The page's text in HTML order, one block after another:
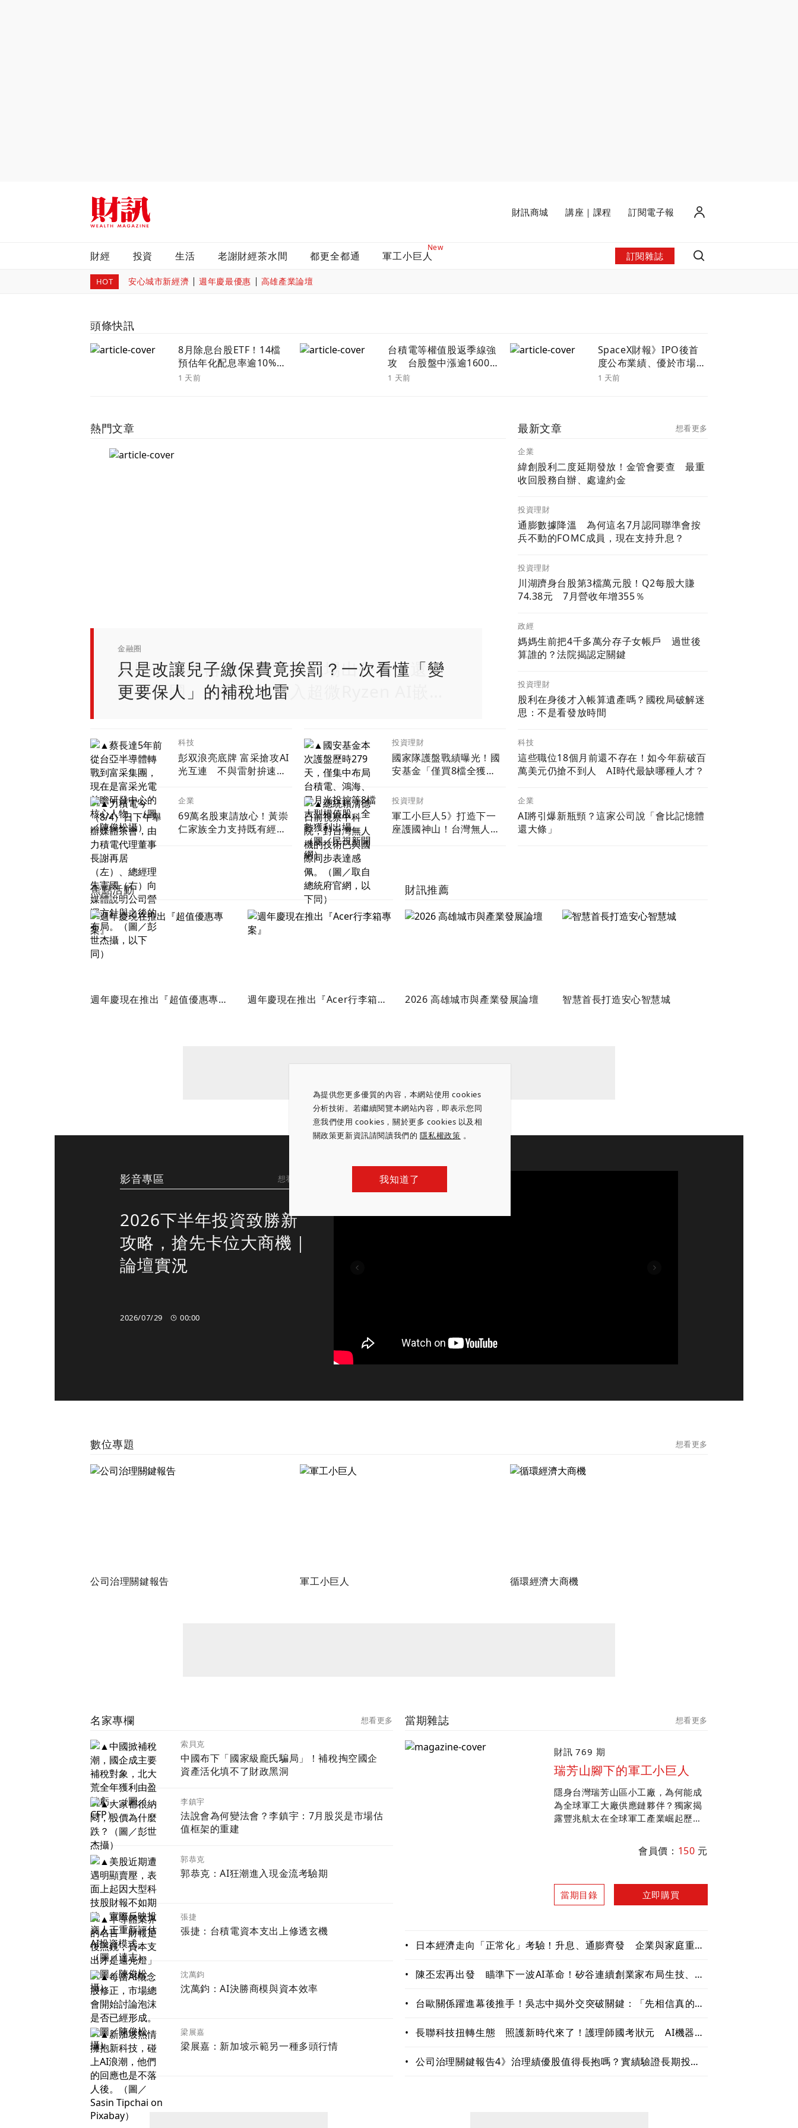
財訊商城 講座｜課程 訂閱電子報
財經 投資 生活 老謝財經茶水間 都更全都通
New
軍工小巨人 訂閱雜誌
為提供您更多優質的內容，本網站使用 cookies
分析技術。若繼續閱覽本網站內容，即表示您同
意我們使用 cookies，關於更多 cookies 以及相
關政策更新資訊請閱讀我們的 隱私權政策 。
我知道了
HOT 安心城市新經濟 週年慶最優惠 高雄產業論壇
頭條快訊
8月除息台股ETF！14檔
預估年化配息率逾10%
留意最後買進日
1 天前
台積電等權值股返季線強
攻 台股盤中漲逾1600
點寫歷史第七大漲點
1 天前
SpaceX財報》IPO後首
度公布業績、優於市場預
期但仍虧損 馬斯克等高
1 天前
熱門文章
科技
金融圈
只是改讓兒子繳保費竟挨罰？一次看懂「變
更要保人」的補稅地雷
企業
企業
企業
科技
彭双浪亮底牌 富采搶攻AI
光互連 不與雷射拚速度
藍海
投資理財
國家隊護盤戰績曝光！國
安基金「僅買8檔全獲
電狂賺76億
企業
69萬名股東請放心！黃崇
仁家族全力支持既有經營
投資理財
軍工小巨人5》打造下一
座護國神山！台灣無人機
最新文章 想看更多
企業
緯創股利二度延期發放！金管會要查 最重
收回股務自辦、處違約金
投資理財
通膨數據降溫 為何這名7月認同聯準會按
兵不動的FOMC成員，現在支持升息？
投資理財
川湖躋身台股第3檔萬元股！Q2每股大賺
74.38元 7月營收年增355％
政經
媽媽生前把4千多萬分存子女帳戶 過世後
算誰的？法院揭認定關鍵
投資理財
股利在身後才入帳算遺產嗎？國稅局破解迷
思：不是看發放時間
科技
這些職位18個月前還不存在！如今年薪破百
萬美元仍搶不到人 AI時代最缺哪種人才？
企業
AI將引爆新瓶頸？這家公司說「會比記憶體
還大條」
焦點活動
週年慶現在推出『超值優惠專
週年慶現在推出『Acer行李箱專
財訊推薦
2026 高雄城市與產業發展論壇 智慧首長打造安心智慧城
影音專區 想看更多
2026下半年投資致勝新
攻略，搶先卡位大商機｜
論壇實況
2026/07/29 00:00
00:00
00:00
數位專題 想看更多
公司治理關鍵報告 軍工小巨人 循環經濟大商機
名家專欄 想看更多
索貝克
中國布下「國家級龐氏騙局」！補稅掏空國企
資產活化填不了財政黑洞
李鎮宇
法說會為何變法會？李鎮宇：7月股災是市場估
值框架的重建
郭恭克
郭恭克：AI狂潮進入現金流考驗期
張捷
張捷：台積電資本支出上修透玄機
沈萬鈞
沈萬鈞：AI決勝商模與資本效率
梁展嘉
梁展嘉：新加坡示範另一種多頭行情
當期雜誌 想看更多
財訊 769 期
瑞芳山腳下的軍工小巨人
隱身台灣瑞芳山區小工廠，為何能成
為全球軍工大廠供應鏈夥伴？獨家揭
露豐兆航太在全球軍工產業崛起歷
工產業合作，盤點軍工產業鏈投資機
當期目錄 立即購買
會員價： 150 元
•
日本經濟走向「正常化」考驗！升息、通膨齊發 企業與家庭重新
• 陳丕宏再出發 瞄準下一波AI革命！矽谷連續創業家布局生技、機
•
台歐關係躍進幕後推手！吳志中揭外交突破關鍵：「先相信真的可
• 長聯科技扭轉生態 照護新時代來了！護理師國考狀元 AI機器人
• 公司治理關鍵報告4》治理績優股值得長抱嗎？實績驗證長期投資